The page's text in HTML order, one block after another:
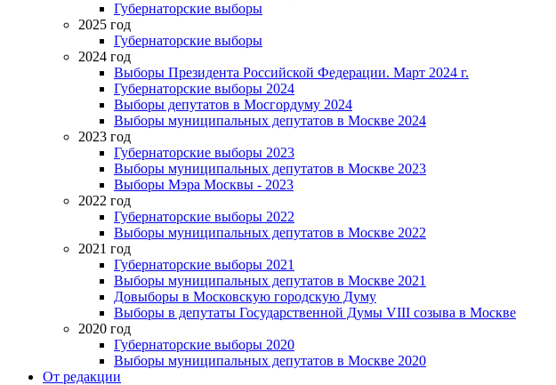
Губернаторские выборы
2025 год
Губернаторские выборы
2024 год
Выборы Президента Российской Федерации. Март 2024 г.
Губернаторские выборы 2024
Выборы депутатов в Мосгордуму 2024
Выборы муниципальных депутатов в Москве 2024
2023 год
Губернаторские выборы 2023
Выборы муниципальных депутатов в Москве 2023
Выборы Мэра Москвы - 2023
2022 год
Губернаторские выборы 2022
Выборы муниципальных депутатов в Москве 2022
2021 год
Губернаторские выборы 2021
Выборы муниципальных депутатов в Москве 2021
Довыборы в Московскую городскую Думу
Выборы в депутаты Государственной Думы VIII созыва в Москве
2020 год
Губернаторские выборы 2020
Выборы муниципальных депутатов в Москве 2020
От редакции